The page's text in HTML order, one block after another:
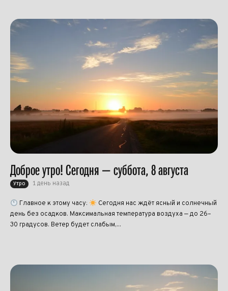
Доброе утро! Сегодня — суббота, 8 августа
Утро 1 день назад
Главное к этому часу:
Сегодня нас ждёт ясный и солнечный
день без осадков. Максимальная температура воздуха — до 26–
30 градусов. Ветер будет слабым,...